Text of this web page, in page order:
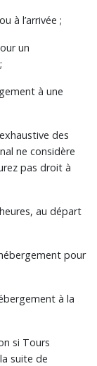
à l’arrivée ;
un
à une
des
ne considère
pas droit à
au départ
pour
à la
si Tours
suite de